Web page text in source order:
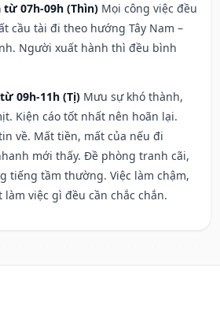
từ 07h-09h (Thìn) Mọi công việc đều
cầu tài đi theo hướng Tây Nam –
Người xuất hành thì đều bình
09h-11h (Tị) Mưu sự khó thành,
Kiện cáo tốt nhất nên hoãn lại.
về. Mất tiền, mất của nếu đi
mới thấy. Đề phòng tranh cãi,
tiếng tầm thường. Việc làm chậm,
việc gì đều cần chắc chắn.